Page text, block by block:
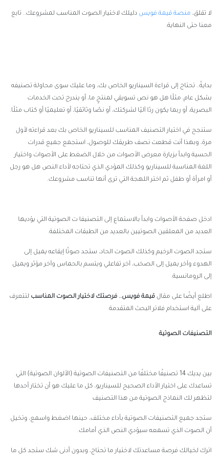
لا تقلق، منصة قيمة فويس دليلك لاختيار الصوت المناسب لمشروعك.. تابع
معنا حتى النهاية.
بدايةً.. تحتاج إلى قراءة السيناريو الخاص بك، وما عليك سوى محاولة تصنيفه
بشكل عام، مثلًا هل هو نص تسويقي لمنتجٍ ما، أو يندرج تحت الخدمات
البصرية، أو ربما يكون ردًا آليًا لشركتك، أو نصًا وثائقيًا، أو تعليميًا أو كتاب مثلًا.
ستنجح في اختيار التصنيف المناسب للسيناريو الخاص بك بعد قراءته لأول
مرة، وبهذا أنت قطعت نصف طريقك للوصول، استجمع جميع قدرات
الحسية وابدأ بزيارة معرض الأصوات من خلال الضغط على الأصوات واختيار
اللغة المناسبة للسيناريو وكذلك المؤدي الذي تحتاجه لأداء النص هل هو رجل
أو امرأة أو طفل ثم اختر اللهجة التي ترى أنها تناسب مشروعك.
ادخل صفحة الأصوات وابدأ بالاستماع إلى التصنيفا ت الصوتية التي يؤديها
العديد من المعلقين الصوتيين بالعديد من الطبقات المختلفة.
ستجد الصوت الرخيم وكذلك الصوت الحاد، ستجد صوتًا إيقاعه يميل إلى
الهدوء وآخر يميل إلى الصخب، آخر تفاعلي ويتسم بالحماس وآخر مؤثر ويميل
إلى الرومانسية.
اطلع أيضًا على مقال قيمة فويس.. فرصتك لاختيار الصوت المناسب لتتعرف
على آلية استخدام فلاتر البحث المتقدمة
التصنيفات الصوتية
بين يديك 14 تصنيفًا مختلفًا من التصنيفات الصوتية (الألوان الصوتية) التي
تساعدك على اختيار الأداء الصحيح للسيناريو، كل ما عليك هو أن تختار أحدها
لتظهر لك النماذج الصوتية من هذا التصنيف
ستجد جميع التصنيفات الصوتية بأداء مختلف، حينها اضغط واسمع، وتخيل
أن الصوت الذي تسمعه سيؤدي النص الذي أمامك.
اترك لخيالك فرصة مساعدتك لاختيار ما تحتاج، وبدون أدنى شك ستجد كل ما